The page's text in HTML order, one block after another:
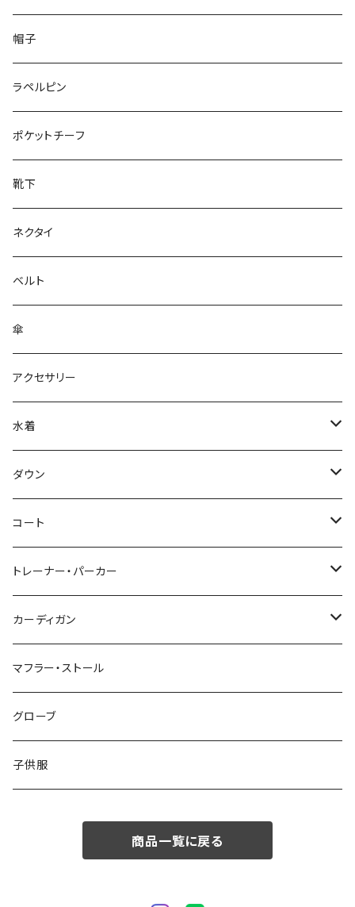
50/XL～
48/L
50/XL～
26cm～
27cm～
28cm～
帽子
ラペルピン
ポケットチーフ
靴下
ネクタイ
ベルト
傘
アクセサリー
水着
～44/S
46/M
48/L
50/XL～
ダウン
～44/S
46/M
48/L
50/XL～
コート
～44/S
46/M
48/L
50/XL～
トレーナー・パーカー
～44/S
46/M
48/L
50/XL～
カーディガン
～44/S
46/M
48/L
マフラー・ストール
グローブ
子供服
商品一覧に戻る